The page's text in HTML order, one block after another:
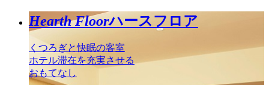
Hearth Floorハースフロア
くつろぎと快眠の客室
ホテル滞在を充実させる
おもてなし